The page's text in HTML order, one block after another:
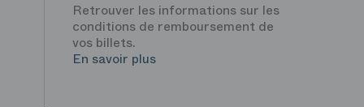
Retrouver les informations sur les
conditions de remboursement de
vos billets.
En savoir plus